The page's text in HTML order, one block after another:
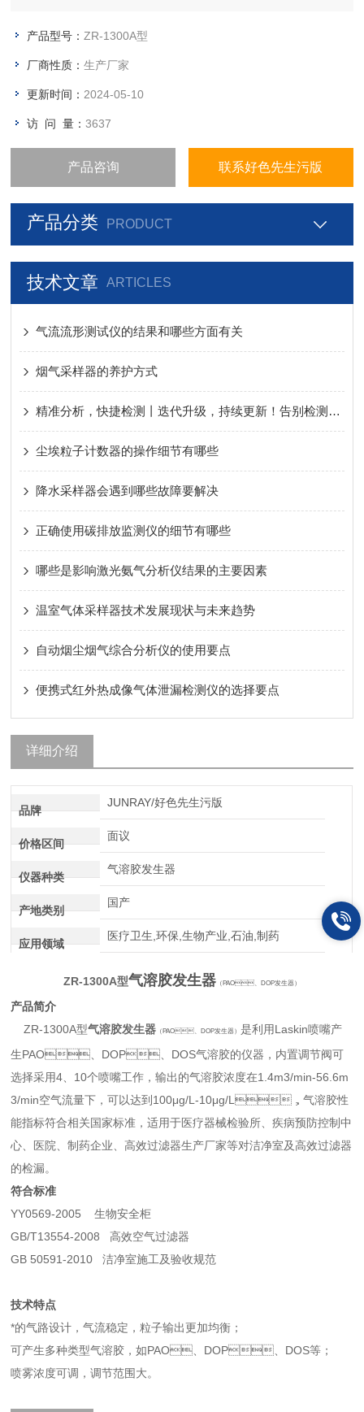
能指标符合相关国家标准。
产品型号：ZR-1300A型
厂商性质：生产厂家
更新时间： 2024-05-10
访 问 量：3637
产品咨询 联系好色先生污版
产品分类 PRODUCT
技术文章 ARTICLES
气流流形测试仪的结果和哪些方面有关
烟气采样器的养护方式
精准分析，快捷检测丨迭代升级，持续更新！告别检测忧虑，好色先生污版便携式甲烷非甲烷总烃分析仪！
尘埃粒子计数器的操作细节有哪些
降水采样器会遇到哪些故障要解决
正确使用碳排放监测仪的细节有哪些
哪些是影响激光氨气分析仪结果的主要因素
温室气体采样器技术发展现状与未来趋势
自动烟尘烟气综合分析仪的使用要点
便携式红外热成像气体泄漏检测仪的选择要点
详细介绍
品牌
JUNRAY/好色先生污版
价格区间
面议
仪器种类
气溶胶发生器
产地类别
国产
应用领域
医疗卫生,环保,生物产业,石油,制药
ZR-1300A型气溶胶发生器（PAO、DOP发生器）
产品简介
ZR-1300A型气溶胶发生器 （PAO、DOP发生器）是利用Laskin喷嘴产
生PAO、DOP、DOS气溶胶的仪器，内置调节阀可
选择采用4、10个喷嘴工作，输出的气溶胶浓度在1.4m3/min-56.6m
3/min空气流量下，可以达到100μg/L-10μg/L，气溶胶性
能指标符合相关国家标准，适用于医疗器械检验所、疾病预防控制中
心、医院、制药企业、高效过滤器生产厂家等对洁净室及高效过滤器
的检漏。
符合标准
YY0569-2005 生物安全柜
GB/T13554-2008 高效空气过滤器
GB 50591-2010 洁净室施工及验收规范
技术特点
*的气路设计，气流稳定，粒子输出更加均衡；
可产生多种类型气溶胶，如PAO、DOP、DOS等；
喷雾浓度可调，调节范围大。